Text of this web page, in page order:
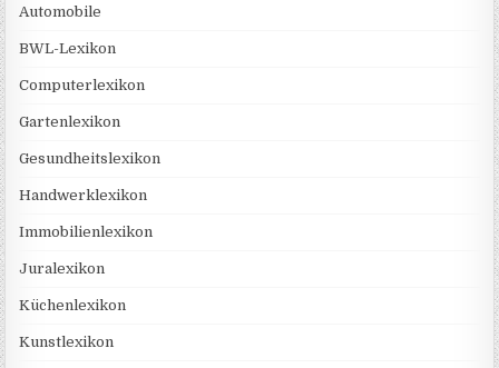
Automobile
BWL-Lexikon
Computerlexikon
Gartenlexikon
Gesundheitslexikon
Handwerklexikon
Immobilienlexikon
Juralexikon
Küchenlexikon
Kunstlexikon